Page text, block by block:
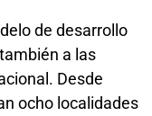
de desarrollo
a las
Desde
ocho localidades